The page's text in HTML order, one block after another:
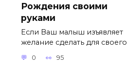
Рождения своими
руками
Если Ваш малыш изъявляет
желание сделать для своего
0 95